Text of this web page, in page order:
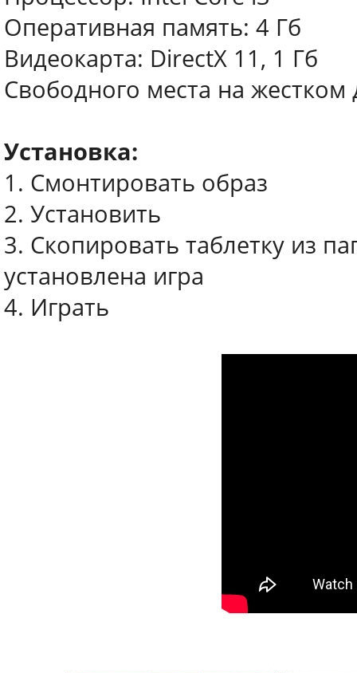
Оперативная память: 4 Гб
Видеокарта: DirectX 11, 1 Гб
Свободного места на жестком
Установка:
1. Смонтировать образ
2. Установить
3. Скопировать таблетку из
установлена игра
4. Играть